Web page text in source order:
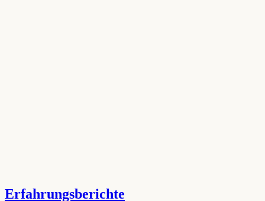
Erfahrungsberichte